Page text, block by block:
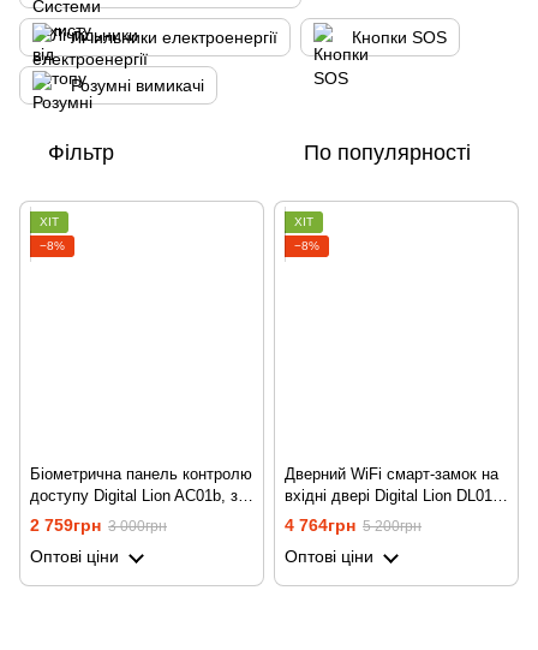
Лічильники електроенергії Кнопки SOS
Розумні вимикачі
Фільтр По популярності
ХІТ
−8%
Біометрична панель контролю
доступу Digital Lion AC01b, з
мобільним додатком Tuya та
Bluetooth підключенням
2 759грн 3 000грн
Оптові ціни
ХІТ
−8%
Дверний WiFi смарт-замок на
вхідні двері Digital Lion DL01w,
зі сканером відбитків пальців
та пінкодом, Android/iOS
4 764грн 5 200грн
Оптові ціни